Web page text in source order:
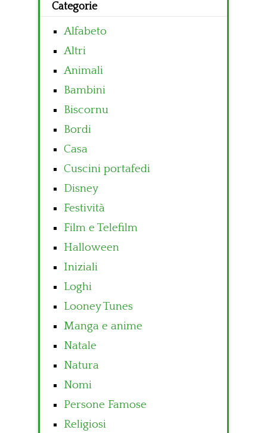
Categorie
Alfabeto
Altri
Animali
Bambini
Biscornu
Bordi
Casa
Cuscini portafedi
Disney
Festività
Film e Telefilm
Halloween
Iniziali
Loghi
Looney Tunes
Manga e anime
Natale
Natura
Nomi
Persone Famose
Religiosi